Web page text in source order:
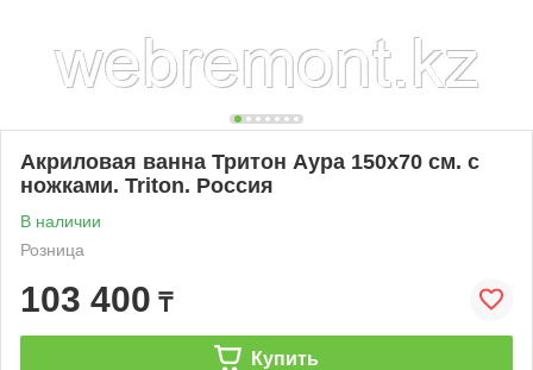
Акриловая ванна Тритон Аура 150х70 см. с
ножками. Triton. Россия
В наличии
Розница
103 400 ₸
Купить